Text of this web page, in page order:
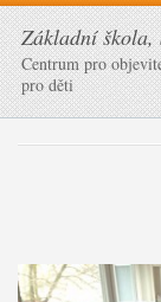
Základní škola,
Centrum pro
pro děti